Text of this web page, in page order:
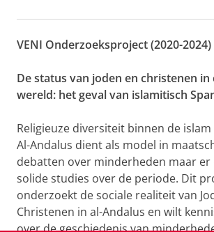
I
e
r
h
P
o
t
a
l
VENI Onderzoeksproject (2020-2024)
De status van joden en christenen in
wereld: het geval van islamitisch
Religieuze diversiteit binnen de
Al-Andalus dient als model in
debatten over minderheden maar
solide studies over de periode. Dit
onderzoekt de sociale realiteit van
Christenen in al-Andalus en wilt
over de geschiedenis van